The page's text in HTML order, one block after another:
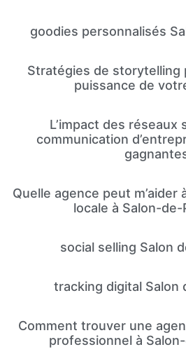
goodies personnalisés
Stratégies de storytelling
puissance de
L’impact des réseaux
communication
Quelle agence peut m’aider
locale à Salon-
social selling Salon
tracking digital Salon
Comment trouver une
professionnel à